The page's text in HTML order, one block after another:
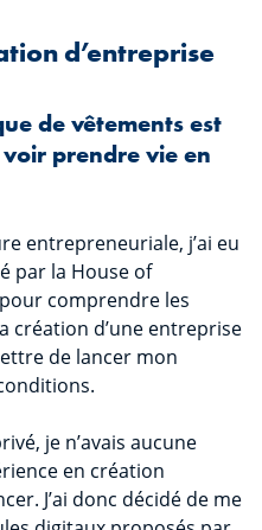
d’entreprise
de vêtements est
prendre vie en
entrepreneuriale, j’ai eu
par la House of
comprendre les
création d’une entreprise
de lancer mon
je n’avais aucune
en création
J’ai donc décidé de me